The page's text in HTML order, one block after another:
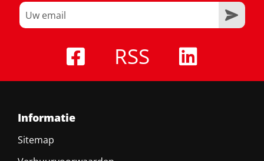
RSS
Informatie
Sitemap